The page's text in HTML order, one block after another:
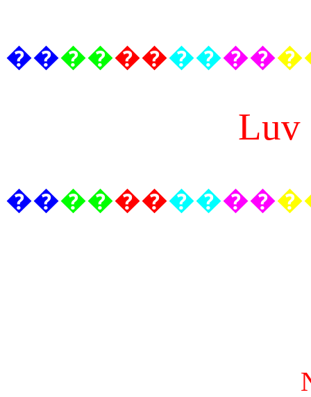
����������
Luv
����������